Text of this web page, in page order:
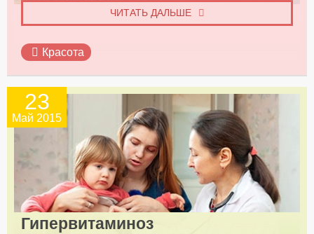
ЧИТАТЬ ДАЛЬШЕ
Красота
23
Май 2015
Гипервитаминоз